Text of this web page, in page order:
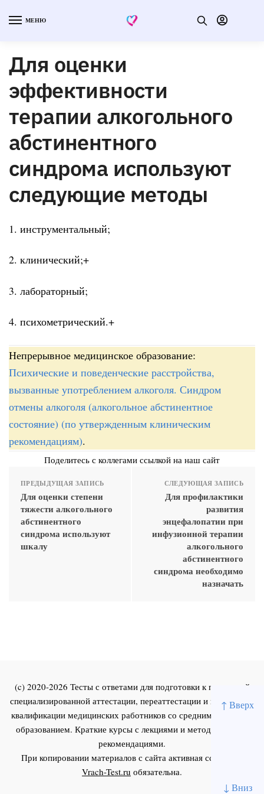
↑ Вверх
↓ Вниз
МЕНЮ
Для оценки
эффективности
терапии алкогольного
абстинентного
синдрома используют
следующие методы
1. инструментальный;
2. клинический;+
3. лабораторный;
4. психометрический.+
Непрерывное медицинское образование:
Психические и поведенческие расстройства,
вызванные употреблением алкоголя. Синдром
отмены алкоголя (алкогольное абстинентное
состояние) (по утвержденным клиническим
рекомендациям).
Поделитесь с коллегами ссылкой на наш сайт
ПРЕДЫДУЩАЯ ЗАПИСЬ
Для оценки степени
тяжести алкогольного
абстинентного
синдрома используют
шкалу
СЛЕДУЮЩАЯ ЗАПИСЬ
Для профилактики
развития
энцефалопатии при
инфузионной терапии
алкогольного
абстинентного
синдрома необходимо
назначать
(c) 2020-2026 Тесты с ответами для подготовки к первичной
специализированной аттестации, переаттестации и повышения
квалификации медицинских работников со средним и высшим
образованием. Краткие курсы с лекциями и методическими
рекомендациями.
При копировании материалов с сайта активная ссылка на
Vrach-Test.ru обязательна.